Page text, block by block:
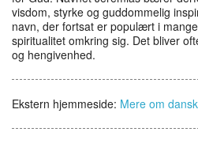
visdom, styrke og guddommelig
navn, der fortsat er populært i
spiritualitet omkring sig. Det bliver
og hengivenhed.
Ekstern hjemmeside: Mere om